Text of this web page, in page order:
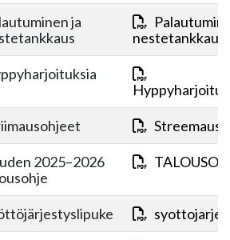
ja
2025–2026